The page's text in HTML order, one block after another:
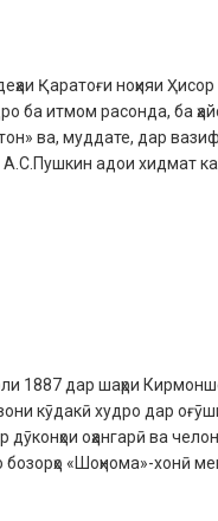
Қаратоғи ноҳияи Ҳисор
ба итмом расонда, ба
ва, муддате, дар
адои хидмат
1887 дар шаҳри
кӯдакӣ худро дар
оҳангарӣ ва
«Шоҳнома»-хонӣ